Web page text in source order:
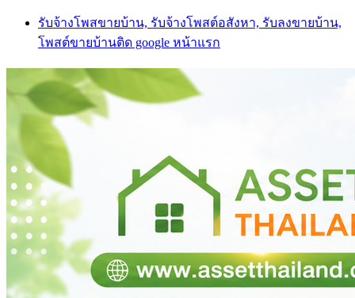
Skip
content
รับจ้างโพสขายบ้าน, รับจ้างโพสต์อสังหา, รับลงขายบ้าน,
โพสต์ขายบ้านติด google หน้าแรก